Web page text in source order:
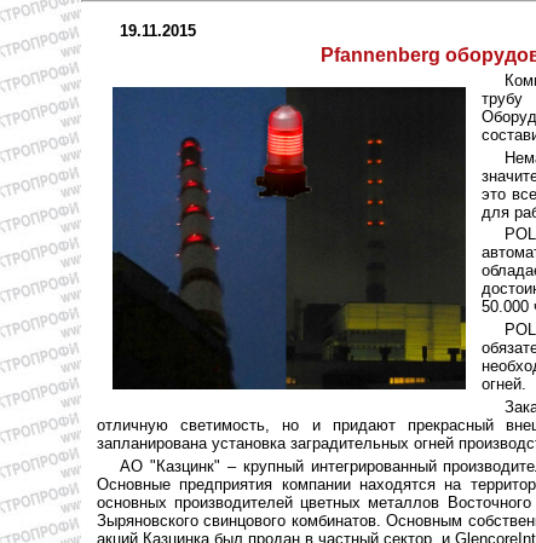
19.11.2015
Pfannenberg
трубу
это
для
50.000
огней.
отличную светимость, но и придают прекрасный
запланирована установка заградительных огней
АО "Казцинк" – крупный интегрированный
Основные предприятия компании находятся на
основных производителей цветных металлов Восточного
Зыряновского свинцового комбинатов. Основным
акций Казцинка был продан в частный сектор, и